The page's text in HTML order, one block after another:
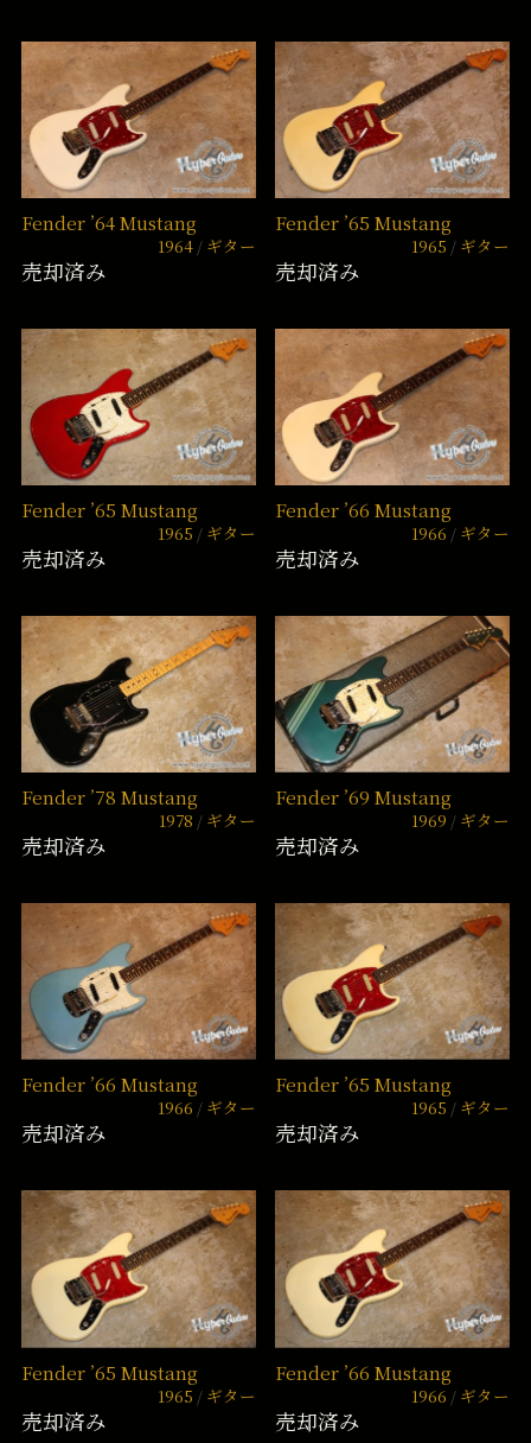
Fender ’64 Mustang
1964 ギター
売却済み
Fender ’65 Mustang
1965 ギター
売却済み
Fender ’65 Mustang
1965 ギター
売却済み
Fender ’66 Mustang
1966 ギター
売却済み
Fender ’78 Mustang
1978 ギター
売却済み
Fender ’69 Mustang
1969 ギター
売却済み
Fender ’66 Mustang
1966 ギター
売却済み
Fender ’65 Mustang
1965 ギター
売却済み
Fender ’65 Mustang
1965 ギター
売却済み
Fender ’66 Mustang
1966 ギター
売却済み